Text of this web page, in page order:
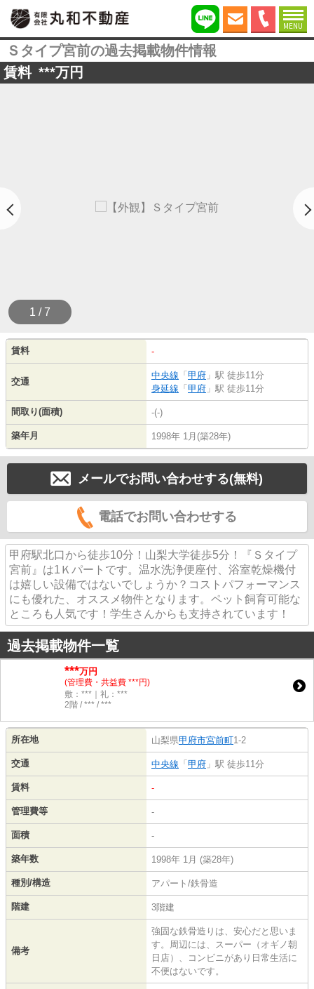
MENU
Ｓタイプ宮前の過去掲載物件情報
賃料 ***万円
1 / 7
賃料 -
交通
中央線 「 甲府 」駅 徒歩11分
身延線 「 甲府 」駅 徒歩11分
間取り(面積) -(-)
築年月 1998年 1月(築28年)
メールでお問い合わせする(無料)
電話でお問い合わせする
甲府駅北口から徒歩10分！山梨大学徒歩5分！『Ｓタイプ
宮前』は1Ｋパートです。温水洗浄便座付、浴室乾燥機付
は嬉しい設備ではないでしょうか？コストパフォーマンス
にも優れた、オススメ物件となります。ペット飼育可能な
ところも人気です！学生さんからも支持されています！
過去掲載物件一覧
***万円
(管理費・共益費 ***円)
敷：***｜礼：***
2階 / *** / ***
所在地 山梨県甲府市宮前町1-2
交通 中央線 「 甲府 」駅 徒歩11分
賃料 -
管理費等 -
面積 -
築年数 1998年 1月 (築28年)
種別/構造 アパート/鉄骨造
階建 3階建
備考
強固な鉄骨造りは、安心だと思いま
す。周辺には、スーパー（オギノ朝
日店）、コンビニがあり日常生活に
不便はないです。